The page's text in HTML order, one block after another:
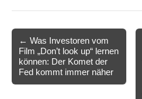
Post
navigation
← Was Investoren vom
Film „Don’t look up“ lernen
können: Der Komet der
Fed kommt immer näher